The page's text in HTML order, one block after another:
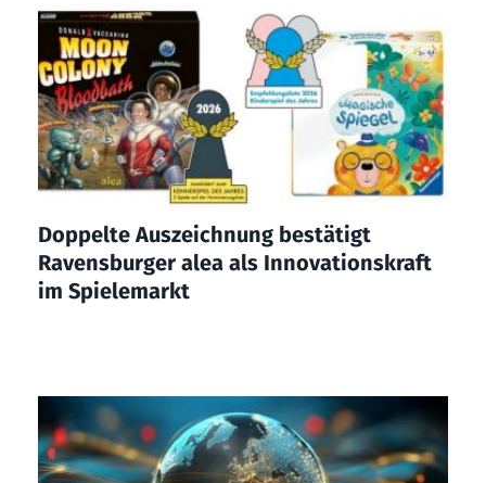
Doppelte Auszeichnung bestätigt
Ravensburger alea als Innovationskraft
im Spielemarkt